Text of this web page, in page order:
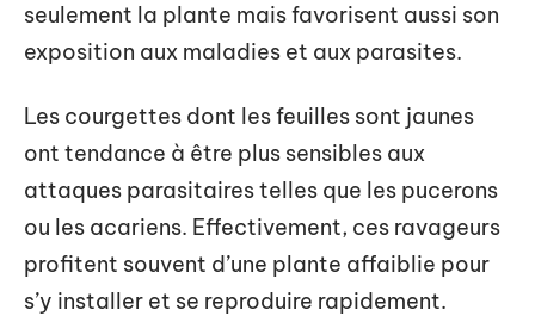
seulement la plante mais favorisent aussi son
exposition aux maladies et aux parasites.
Les courgettes dont les feuilles sont jaunes
ont tendance à être plus sensibles aux
attaques parasitaires telles que les pucerons
ou les acariens. Effectivement, ces ravageurs
profitent souvent d’une plante affaiblie pour
s’y installer et se reproduire rapidement.